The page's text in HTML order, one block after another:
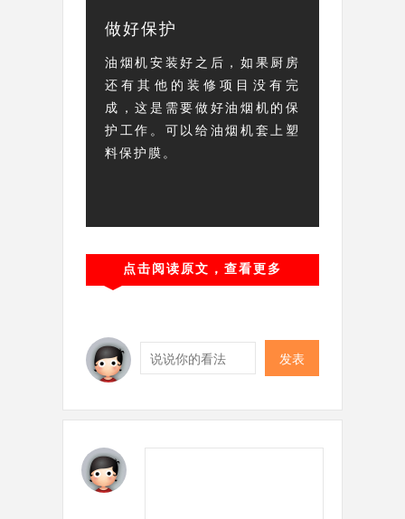
做好保护
油烟机安装好之后，如果厨房
还有其他的装修项目没有完
成，这是需要做好油烟机的保
护工作。可以给油烟机套上塑
料保护膜。
点击阅读原文，查看更多
发表